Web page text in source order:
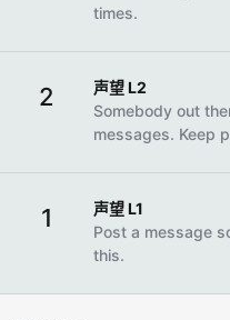
times.
2
声望 L2
Somebody out
messages. Keep
1
声望 L1
Post a message
this.